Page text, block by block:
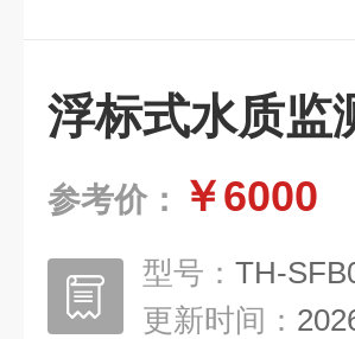
浮标式水质监
参考价： ￥6000
型号： TH-
更新时间：